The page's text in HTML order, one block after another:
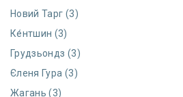
Новий Тарг (3)
Ке́нтшин (3)
Грудзьондз (3)
Єленя Гура (3)
Жагань (3)